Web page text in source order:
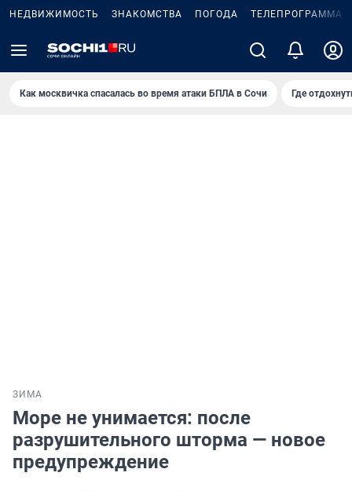
НЕДВИЖИМОСТЬ ЗНАКОМСТВА ПОГОДА ТЕЛЕПРОГРАММА
Как москвичка спасалась во время атаки БПЛА в Сочи Где
ЗИМА
Море не унимается: после
разрушительного шторма — новое
предупреждение